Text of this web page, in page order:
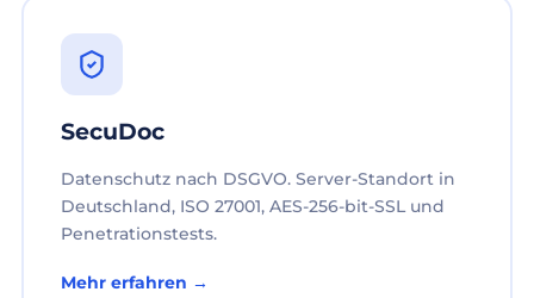
SecuDoc
Datenschutz nach DSGVO. Server-Standort in
Deutschland, ISO 27001, AES-256-bit-SSL und
Penetrationstests.
Mehr erfahren →